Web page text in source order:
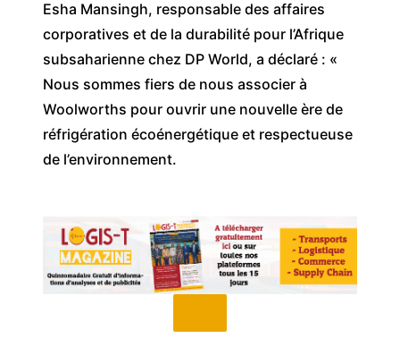
Esha Mansingh, responsable des affaires
corporatives et de la durabilité pour l’Afrique
subsaharienne chez DP World, a déclaré : «
Nous sommes fiers de nous associer à
Woolworths pour ouvrir une nouvelle ère de
réfrigération écoénergétique et respectueuse
de l’environnement.